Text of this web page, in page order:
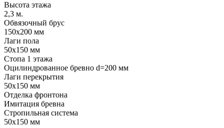
Высота этажа
2,3 м.
Обвязочный брус
150х200 мм
Лаги пола
50х150 мм
Стопа 1 этажа
Оцилиндрованное бревно d=200 мм
Лаги перекрытия
50х150 мм
Отделка фронтона
Имитация бревна
Стропильная система
50х150 мм